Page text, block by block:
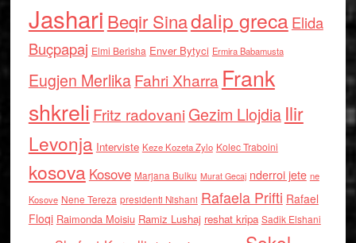
Jashari Beqir Sinadalip grecaElida
Buçpapaj Elmi Berisha Enver Bytyci Ermira Babamusta
Eugjen MerlikaFahri Xharra Frank
shkreli Fritz radovaniGezim Llojdia Ilir
Levonja Interviste Keze Kozeta Zylo Kolec Traboini
kosova Kosove Marjana Bulku Murat Gecaj nderroi jete ne
Kosove Nene Tereza presidenti Nishani Rafaela Prifti Rafael
Floqi Raimonda Moisiu Ramiz Lushaj reshat kripa Sadik Elshani